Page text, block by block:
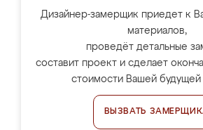
Дизайнер-замерщик приедет к
материалов,
проведёт детальные
составит проект и сделает
стоимости Вашей
ВЫЗВАТЬ